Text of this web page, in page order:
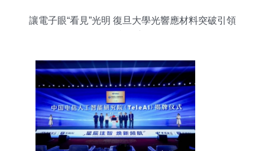
讓電子眼“看見”光明 復旦大學光響應材料突破引領